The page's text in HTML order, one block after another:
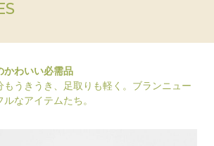
かわいい必需品
もうきうき、足取りも軽く。ブランニュー
なアイテムたち。